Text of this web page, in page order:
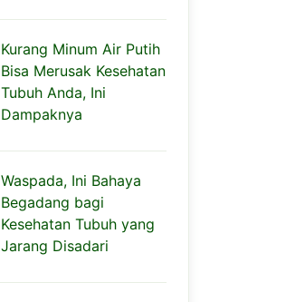
Kurang Minum Air Putih
Bisa Merusak Kesehatan
Tubuh Anda, Ini
Dampaknya
Waspada, Ini Bahaya
Begadang bagi
Kesehatan Tubuh yang
Jarang Disadari